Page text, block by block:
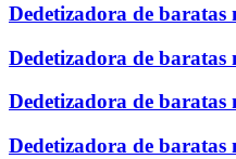
Dedetizadora de
Dedetizadora de baratas
Dedetizadora de
Dedetizadora de baratas